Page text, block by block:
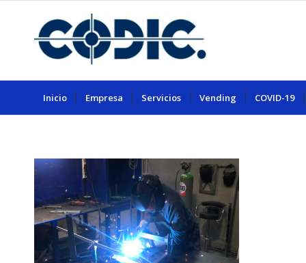
Inicio Empresa Servicios Vending COVID-19